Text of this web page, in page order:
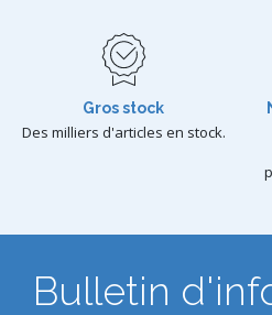
Gros stock
Des milliers d'articles en stock.
Bulletin